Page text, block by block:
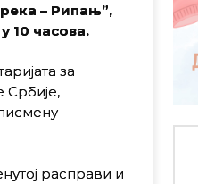
– Рипањ”,
10 часова.
за
Србије,
расправи и